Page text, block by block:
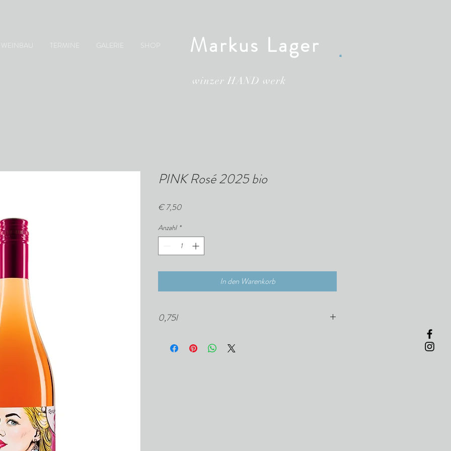
WEINBAU TERMINE GALERIE SHOP Markus Lager
winzer HAND werk
PINK Rosé 2025 bio
€ 7,50Preis
Anzahl *
In den Warenkorb
0,75l
ausgewogene Säure